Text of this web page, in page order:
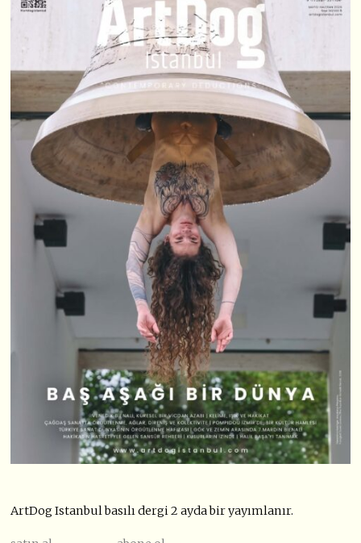
ArtDog Istanbul basılı dergi 2 ayda bir yayımlanır.